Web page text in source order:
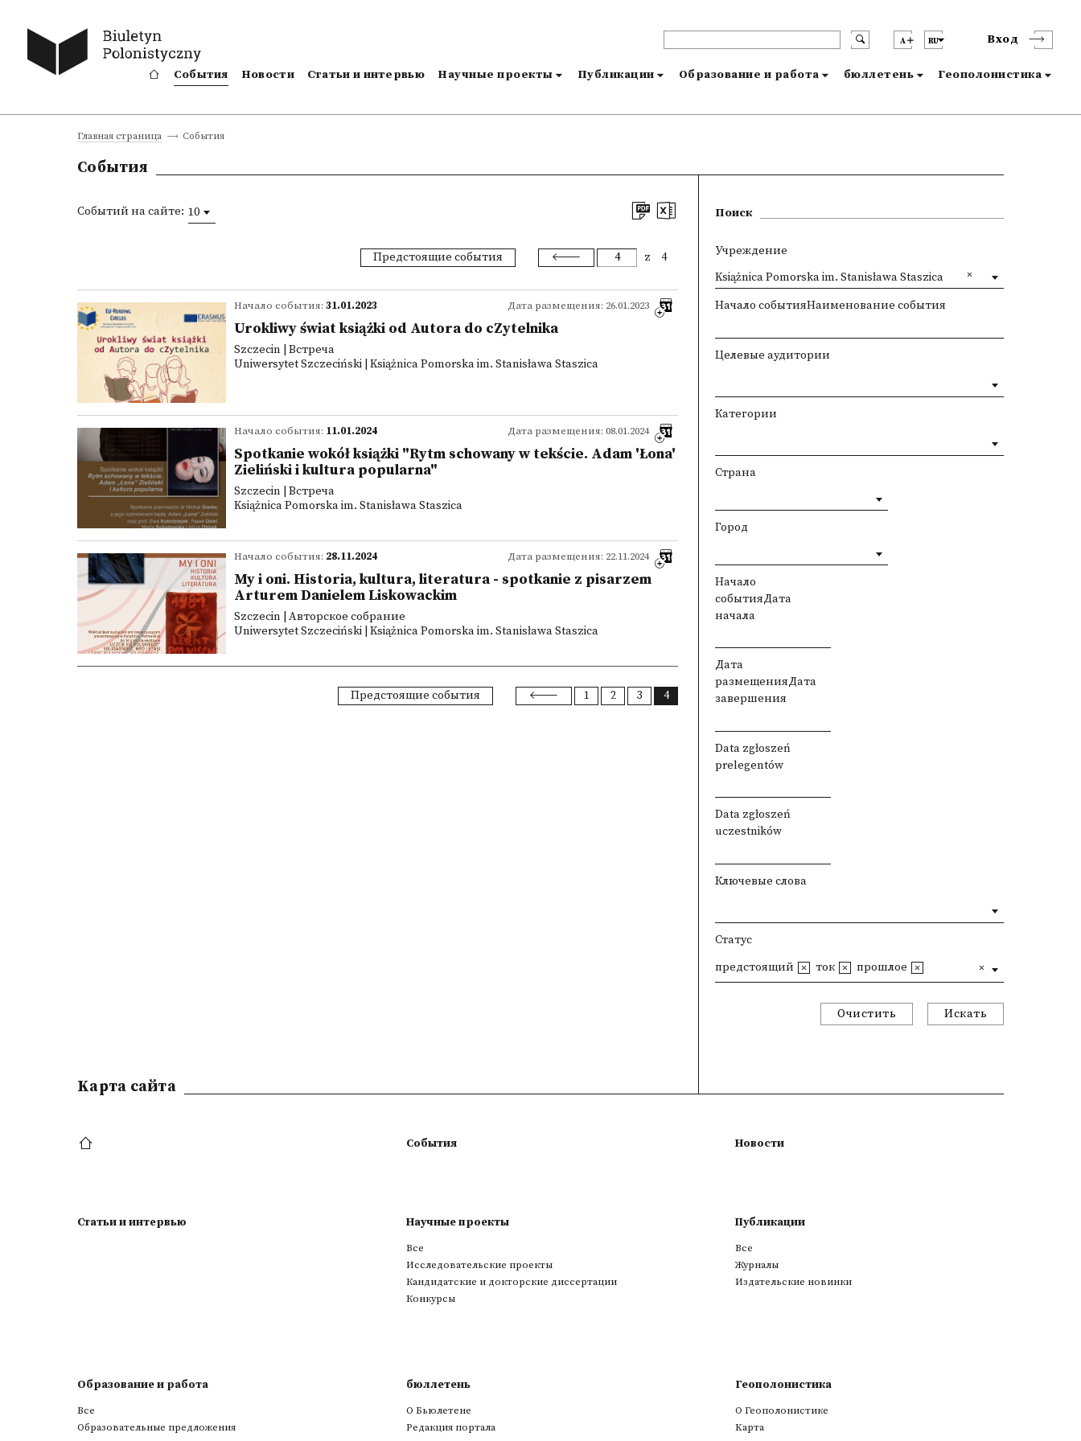
A RU Вход
События Новости Статьи и интервью Научные проекты Публикации Образование и работа бюллетень Геополонистика
Главная страница События
События
Событий на сайте: 10
Предстоящие события z 4
Дата размещения: 26.01.2023
Начало события: 31.01.2023
Urokliwy świat książki od Autora do cZytelnika
Szczecin | Встреча
Uniwersytet Szczeciński | Książnica Pomorska im. Stanisława Staszica
Дата размещения: 08.01.2024
Начало события: 11.01.2024
Spotkanie wokół książki "Rytm schowany w tekście. Adam 'Łona'
Zieliński i kultura popularna"
Szczecin | Встреча
Książnica Pomorska im. Stanisława Staszica
Дата размещения: 22.11.2024
Начало события: 28.11.2024
My i oni. Historia, kultura, literatura - spotkanie z pisarzem
Arturem Danielem Liskowackim
Szczecin | Авторское собрание
Uniwersytet Szczeciński | Książnica Pomorska im. Stanisława Staszica
Предстоящие события 1 2 3 4
Поиск
Учреждение
Książnica Pomorska im. Stanisława Staszica
Начало событияНаименование события
Целевые аудитории
Категории
Страна
Город
Начало
событияДата
начала
Дата
размещенияДата
завершения
Data zgłoszeń
prelegentów
Data zgłoszeń
uczestników
Ключевые слова
Статус
предстоящий ток прошлое
Очистить Искать
Kарта сайта
События Новости
Статьи и интервью Научные проекты
Все
Исследовательские проекты
Кандидатские и докторские диссертации
Конкурсы
Публикации
Все
Журналы
Издательские новинки
Образование и работа
Все
Образовательные предложения
бюллетень
О Бьюлетене
Редакция портала
Геополонистика
О Геополонистике
Kарта